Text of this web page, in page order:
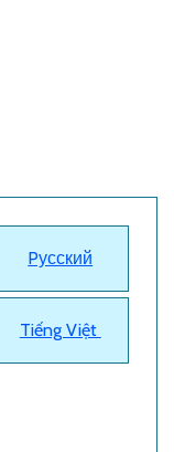
Pусский
Tiếng Việt